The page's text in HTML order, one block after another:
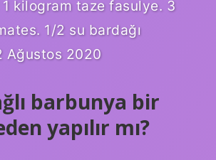
kilogram taze fasulye. 3
1/2 su bardağı
Ağustos 2020
barbunya bir
yapılır mı?